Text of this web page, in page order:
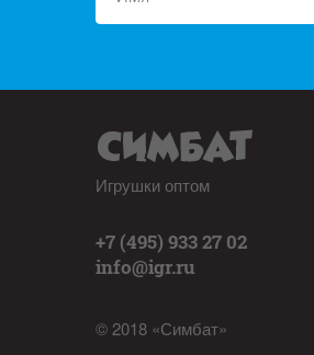
Игрушки оптом
+7 (495) 933 27 02
info@igr.ru
© 2018 «Симбат»